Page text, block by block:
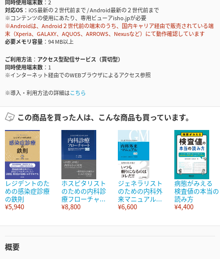
同時使用端末数
2
対応OS
iOS最新の２世代前まで / Android最新の２世代前まで
※コンテンツの使用にあたり、専用ビューアisho.jpが必要
※Androidは、Android２世代前の端末のうち、国内キャリア経由で販売されている端
末（Xperia、GALAXY、AQUOS、ARROWS、Nexusなど）にて動作確認しています
必要メモリ容量
94 MB以上
ご利用方法
アクセス型配信サービス（買切型）
同時使用端末数
1
※インターネット経由でのWEBブラウザによるアクセス参照
※導入・利用方法の詳細はこちら
この商品を買った人は、こんな商品も買っています。
レジデントのた
めの感染症診療
の鉄則
¥5,940
ホスピタリスト
のための内科診
療フローチャ...
¥8,800
ジェネラリスト
のための内科外
来マニュアル...
¥6,600
病態がみえる
検査値の本当の
読み方
¥4,400
概要